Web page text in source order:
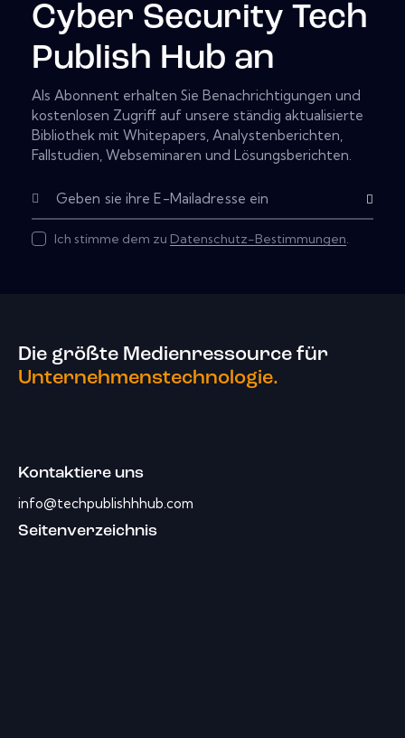
Cyber Security Tech
Publish Hub an
Als Abonnent erhalten Sie Benachrichtigungen und
kostenlosen Zugriff auf unsere ständig aktualisierte
Bibliothek mit Whitepapers, Analystenberichten,
Fallstudien, Webseminaren und Lösungsberichten.
Ich stimme dem zu Datenschutz-Bestimmungen.
Die größte Medienressource für
Unternehmenstechnologie.
Kontaktiere uns
info@techpublishhhub.com
Seitenverzeichnis